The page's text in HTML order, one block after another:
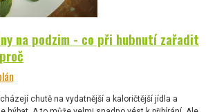
na podzim - co při hubnutí zařadit
chutě na vydatnější a kaloričtější jídla a